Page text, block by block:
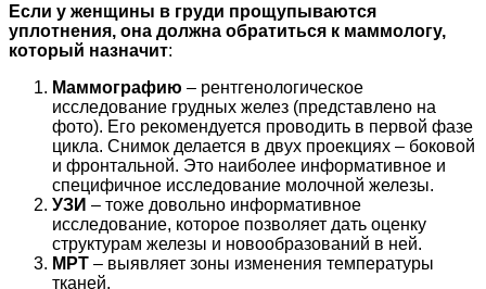
Если у женщины в груди прощупываются
уплотнения, она должна обратиться к маммологу,
который назначит:
Маммографию – рентгенологическое
исследование грудных желез (представлено на
фото). Его рекомендуется проводить в первой фазе
цикла. Снимок делается в двух проекциях – боковой
и фронтальной. Это наиболее информативное и
специфичное исследование молочной железы.
УЗИ – тоже довольно информативное
исследование, которое позволяет дать оценку
структурам железы и новообразований в ней.
МРТ – выявляет зоны изменения температуры
тканей.